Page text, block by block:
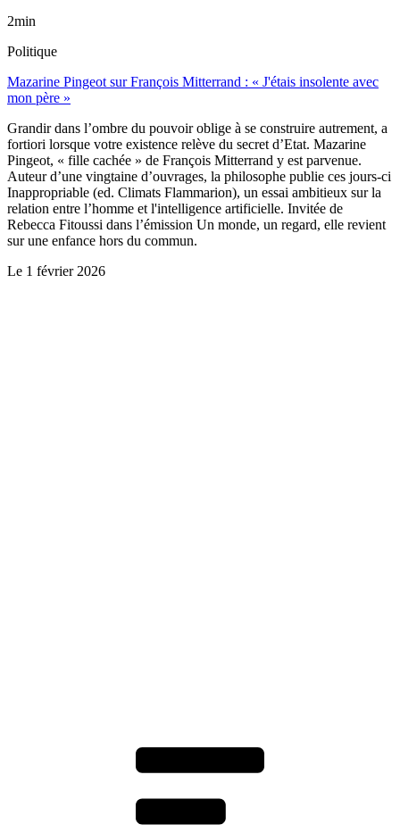
2min
Politique
Mazarine Pingeot sur François Mitterrand : « J'étais insolente avec
mon père »
Grandir dans l’ombre du pouvoir oblige à se construire autrement, a
fortiori lorsque votre existence relève du secret d’Etat. Mazarine
Pingeot, « fille cachée » de François Mitterrand y est parvenue.
Auteur d’une vingtaine d’ouvrages, la philosophe publie ces jours-ci
Inappropriable (ed. Climats Flammarion), un essai ambitieux sur la
relation entre l’homme et l'intelligence artificielle. Invitée de
Rebecca Fitoussi dans l’émission Un monde, un regard, elle revient
sur une enfance hors du commun.
Le 1 février 2026